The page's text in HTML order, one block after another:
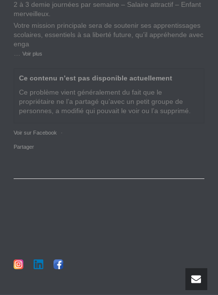
2 à 3 demie journées par semaine – Salaire attractif – Enfant
merveilleux.
Votre mission principale sera de soutenir ses apprentissages
scolaires, essentiels à sa liberté future, qu’il appréhende avec
enga
…Voir plus
Ce contenu n’est pas disponible actuellement
Ce problème vient généralement du fait que le
propriétaire ne l’a partagé qu’avec un petit groupe de
personnes, a modifié qui pouvait le voir ou l’a supprimé.
Voir sur Facebook ·
Partager